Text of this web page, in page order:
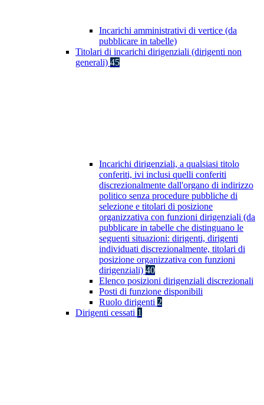
Incarichi amministrativi di vertice (da
pubblicare in tabelle)
Titolari di incarichi dirigenziali (dirigenti non
generali) 45
Incarichi dirigenziali, a qualsiasi titolo
conferiti, ivi inclusi quelli conferiti
discrezionalmente dall'organo di indirizzo
politico senza procedure pubbliche di
selezione e titolari di posizione
organizzativa con funzioni dirigenziali (da
pubblicare in tabelle che distinguano le
seguenti situazioni: dirigenti, dirigenti
individuati discrezionalmente, titolari di
posizione organizzativa con funzioni
dirigenziali) 40
Elenco posizioni dirigenziali discrezionali
Posti di funzione disponibili
Ruolo dirigenti 2
Dirigenti cessati 1